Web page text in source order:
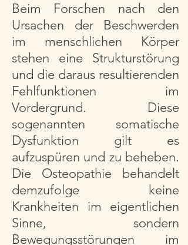
Beim Forschen nach den
Ursachen der Beschwerden
im menschlichen Körper
stehen eine Strukturstörung
und die daraus resultierenden
Fehlfunktionen im
Vordergrund. Diese
sogenannten somatische
Dysfunktion gilt es
aufzuspüren und zu beheben.
Die Osteopathie behandelt
demzufolge keine
Krankheiten im eigentlichen
Sinne, sondern
Bewegungsstörungen im